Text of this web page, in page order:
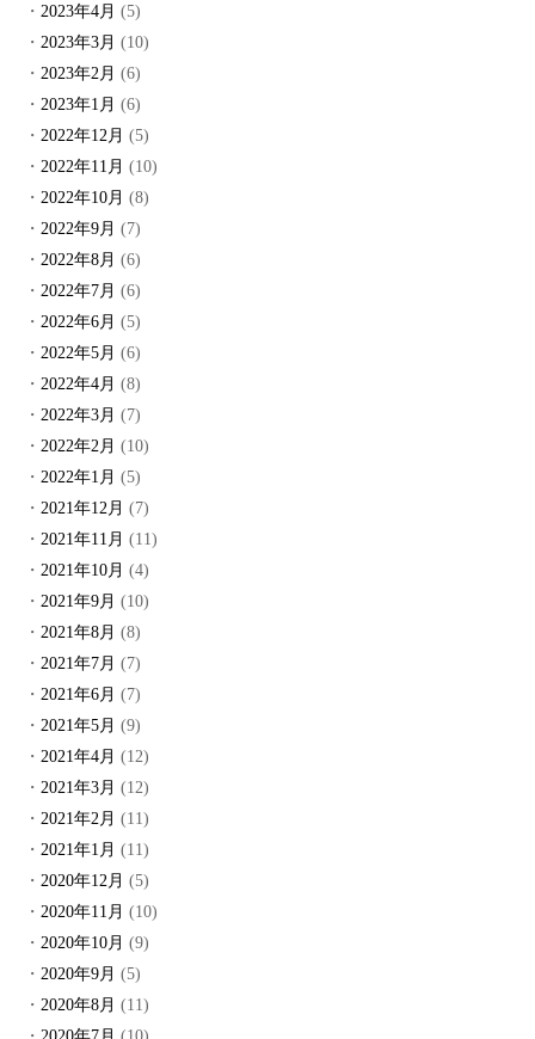
2023年4月 (5)
2023年3月 (10)
2023年2月 (6)
2023年1月 (6)
2022年12月 (5)
2022年11月 (10)
2022年10月 (8)
2022年9月 (7)
2022年8月 (6)
2022年7月 (6)
2022年6月 (5)
2022年5月 (6)
2022年4月 (8)
2022年3月 (7)
2022年2月 (10)
2022年1月 (5)
2021年12月 (7)
2021年11月 (11)
2021年10月 (4)
2021年9月 (10)
2021年8月 (8)
2021年7月 (7)
2021年6月 (7)
2021年5月 (9)
2021年4月 (12)
2021年3月 (12)
2021年2月 (11)
2021年1月 (11)
2020年12月 (5)
2020年11月 (10)
2020年10月 (9)
2020年9月 (5)
2020年8月 (11)